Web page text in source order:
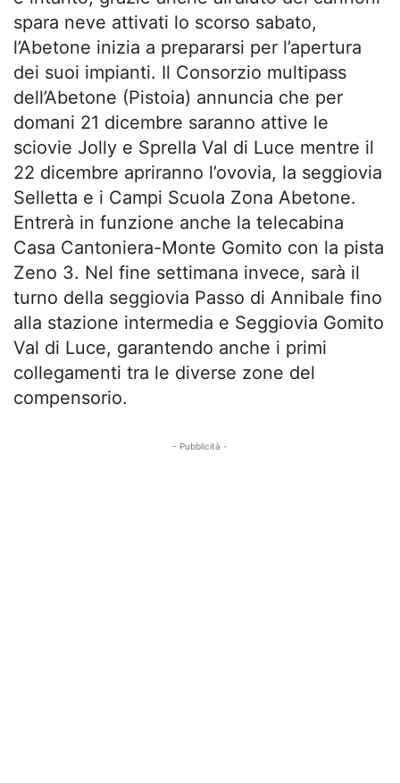
spara neve attivati lo scorso sabato,
l’Abetone inizia a prepararsi per l’apertura
dei suoi impianti. Il Consorzio multipass
dell’Abetone (Pistoia) annuncia che per
domani 21 dicembre saranno attive le
sciovie Jolly e Sprella Val di Luce mentre il
22 dicembre apriranno l’ovovia, la seggiovia
Selletta e i Campi Scuola Zona Abetone.
Entrerà in funzione anche la telecabina
Casa Cantoniera-Monte Gomito con la pista
Zeno 3. Nel fine settimana invece, sarà il
turno della seggiovia Passo di Annibale fino
alla stazione intermedia e Seggiovia Gomito
Val di Luce, garantendo anche i primi
collegamenti tra le diverse zone del
compensorio.
- Pubblicità -